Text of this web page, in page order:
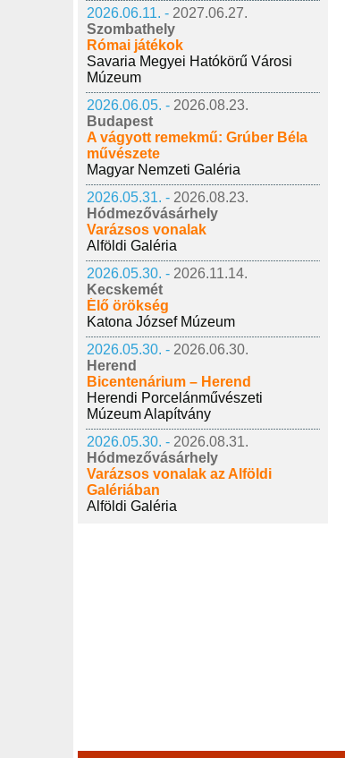
2026.06.11. - 2027.06.27.
Szombathely
Római játékok
Savaria Megyei Hatókörű Városi
Múzeum
2026.06.05. - 2026.08.23.
Budapest
A vágyott remekmű: Grúber Béla
művészete
Magyar Nemzeti Galéria
2026.05.31. - 2026.08.23.
Hódmezővásárhely
Varázsos vonalak
Alföldi Galéria
2026.05.30. - 2026.11.14.
Kecskemét
Élő örökség
Katona József Múzeum
2026.05.30. - 2026.06.30.
Herend
Bicentenárium – Herend
Herendi Porcelánművészeti
Múzeum Alapítvány
2026.05.30. - 2026.08.31.
Hódmezővásárhely
Varázsos vonalak az Alföldi
Galériában
Alföldi Galéria